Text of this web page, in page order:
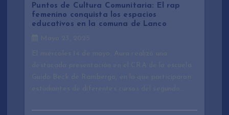
Puntos de Cultura Comunitaria: El rap
femenino conquista los espacios
educativos en la comuna de Lanco